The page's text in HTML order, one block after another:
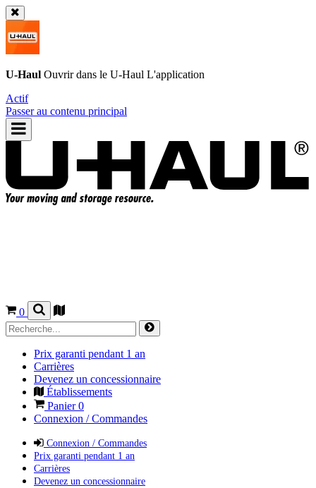
U-Haul Ouvrir dans le U-Haul L'application
Actif
Passer au contenu principal
0
Prix garanti pendant 1 an
Carrières
Devenez un concessionnaire
Établissements
Panier0
Connexion / Commandes
Connexion / Commandes
Prix garanti pendant 1 an
Carrières
Devenez un concessionnaire